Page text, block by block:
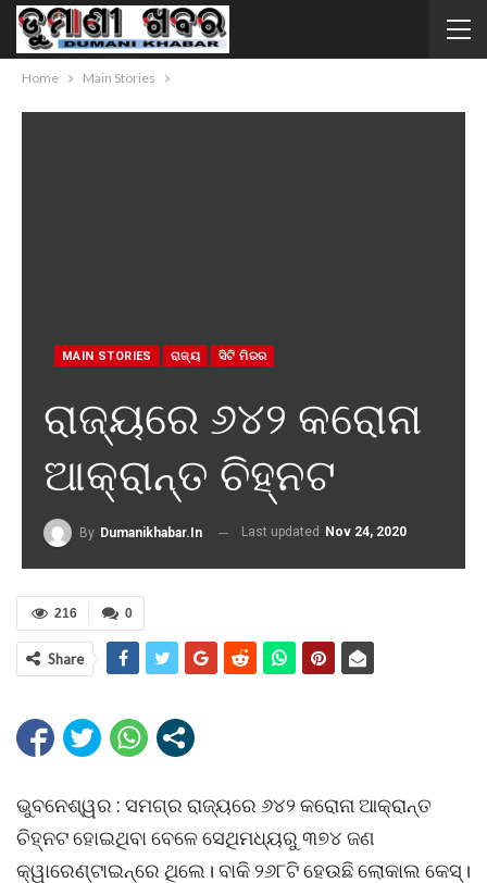
Home Main Stories
MAIN STORIES ରାଜ୍ୟ ସିଟି ମିରର
ରାଜ୍ୟରେ ୬୪୨ କରୋନା
ଆକ୍ରାନ୍ତ ଚିହ୍ନଟ
By Dumanikhabar.in Last updated Nov 24, 2020
0
216
Share
ଭୁବନେଶ୍ୱର : ସମଗ୍ର ରାଜ୍ୟରେ ୬୪୨ କରୋନା ଆକ୍ରାନ୍ତ
ଚିହ୍ନଟ ହୋଇଥିବା ବେଳେ ସେଥିମଧ୍ୟରୁ ୩୭୪ ଜଣ
କ୍ୱାରେଣ୍ଟାଇନ୍‌ରେ ଥିଲେ। ବାକି ୨୬୮ଟି ହେଉଛି ଲୋକାଲ କେସ୍‌।